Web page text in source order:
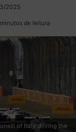
2025
de leitura
of Italy driving the